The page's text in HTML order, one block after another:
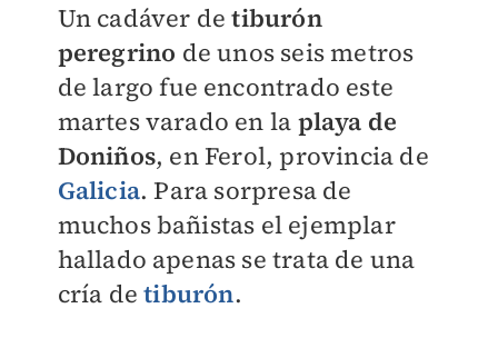
Un cadáver detiburón
peregrino de unos seis metros
de largo fue encontrado este
martes varado en la playa de
Doniños, en Ferol, provincia de
Galicia. Para sorpresa de
muchos bañistas el ejemplar
hallado apenas se trata de una
cría detiburón.